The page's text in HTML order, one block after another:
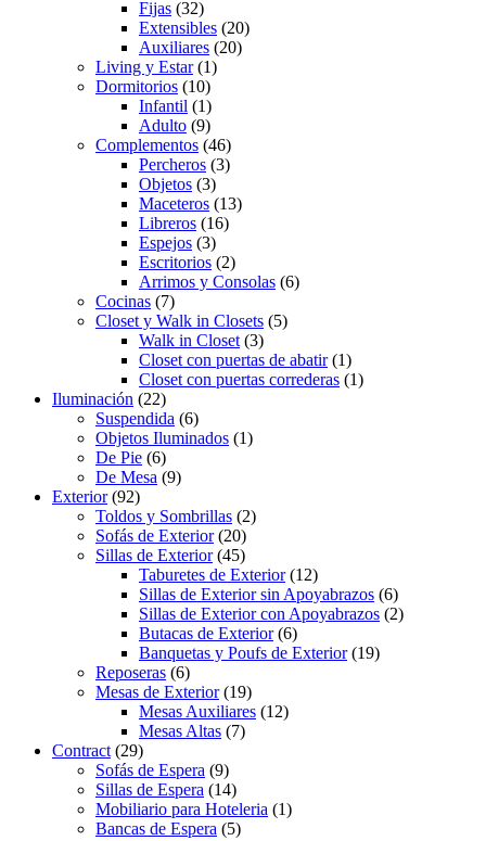
Fijas (32)
Extensibles (20)
Auxiliares (20)
Living y Estar(1)
Dormitorios (10)
Infantil (1)
Adulto (9)
Complementos (46)
Percheros (3)
Objetos (3)
Maceteros (13)
Libreros (16)
Espejos (3)
Escritorios (2)
Arrimos y Consolas (6)
Cocinas (7)
Closet y Walk in Closets (5)
Walk in Closet (3)
Closet con puertas de abatir(1)
Closet con puertas correderas (1)
Iluminación (22)
Suspendida (6)
Objetos Iluminados (1)
De Pie (6)
De Mesa (9)
Exterior(92)
Toldos y Sombrillas (2)
Sofás de Exterior(20)
Sillas de Exterior(45)
Taburetes de Exterior(12)
Sillas de Exterior sin Apoyabrazos (6)
Sillas de Exterior con Apoyabrazos (2)
Butacas de Exterior(6)
Banquetas y Poufs de Exterior(19)
Reposeras (6)
Mesas de Exterior(19)
Mesas Auxiliares (12)
Mesas Altas (7)
Contract (29)
Sofás de Espera (9)
Sillas de Espera (14)
Mobiliario para Hoteleria (1)
Bancas de Espera (5)